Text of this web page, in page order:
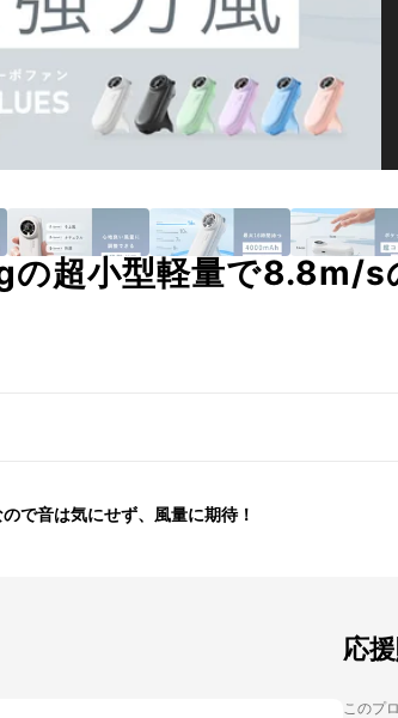
の超小型軽量で8.8m/s
で音は気にせず、風量に期待！
応
このプ